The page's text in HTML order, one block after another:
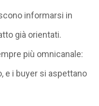
informarsi in
già orientati.
più omnicanale:
e i buyer si aspettano